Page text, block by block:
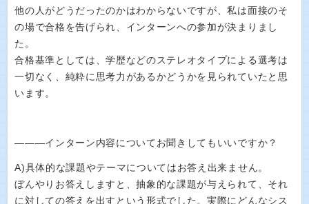
他の人がどうだったのかはわからないですが、私は面接のそ
の場で合格を告げられ、インターンへの参加が決まりまし
た。
合格基準としては、学歴などのステレオタイプによる選考は
一切なく、純粋に思考力があるかどうかを見られていたと思
います。
―――インターン内容についてお聞きしてもいいですか？
A)具体的な課題やテーマについてはお答え出来ません。
ぼんやりお答えしますと、抽象的な課題が与えられて、それ
に対しての答えを出すという形式でした。実際にどんなシス